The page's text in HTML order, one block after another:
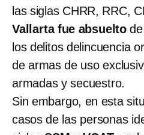
las siglas CHRR, RRC,
Vallarta fue absuelto
los delitos delincuencia
de armas de uso
armadas y secuestro.
Sin embargo, en esta
casos de las personas